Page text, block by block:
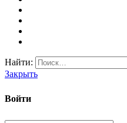
Найти:
Закрыть
Войти